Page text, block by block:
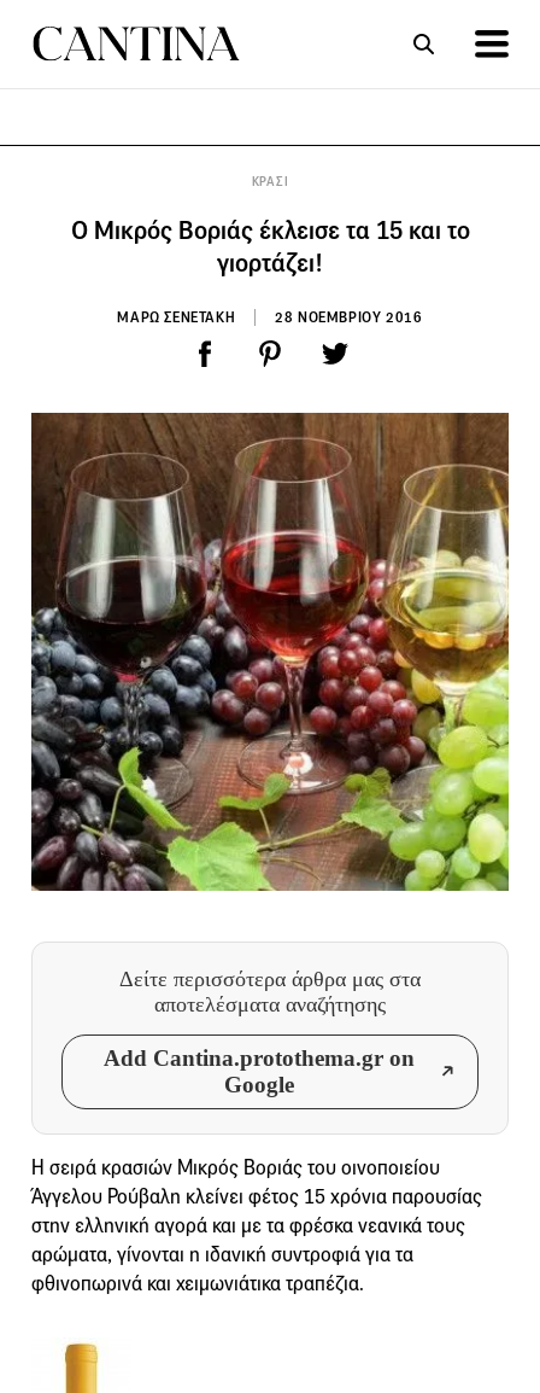
ΚΡΑΣΙ
Ο Μικρός Βοριάς έκλεισε τα 15 και το
γιορτάζει!
ΜΑΡΩ ΣΕΝΕΤΑΚΗ 28 ΝΟΕΜΒΡΙΟΥ 2016
Δείτε περισσότερα άρθρα μας στα
αποτελέσματα αναζήτησης
Add Cantina.protothema.gr on
Google
Η σειρά κρασιών Μικρός Βοριάς του οινοποιείου
Άγγελου Ρούβαλη κλείνει φέτος 15 χρόνια παρουσίας
στην ελληνική αγορά και με τα φρέσκα νεανικά τους
αρώματα, γίνονται η ιδανική συντροφιά για τα
φθινοπωρινά και χειμωνιάτικα τραπέζια.